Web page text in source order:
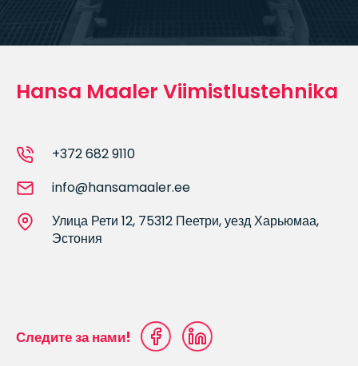
Hansa Maaler Viimistlustehnika
+372 682 9110
info@hansamaaler.ee
Улица Рети 12, 75312 Пеетри, уезд Харьюмаа,
Эстония
Следите за нами!